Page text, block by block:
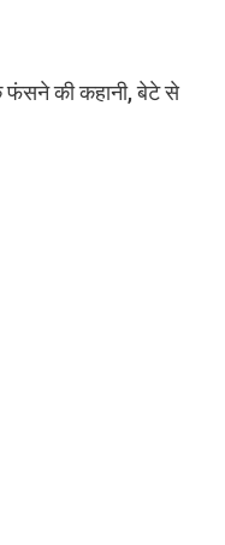
फंसने की कहानी, बेटे से